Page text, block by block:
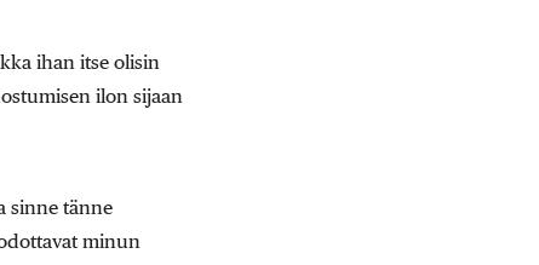
ihan itse olisin
ilon sijaan
sinne tänne
minun